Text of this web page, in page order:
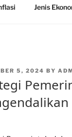
Jenis
5, 2024 BY